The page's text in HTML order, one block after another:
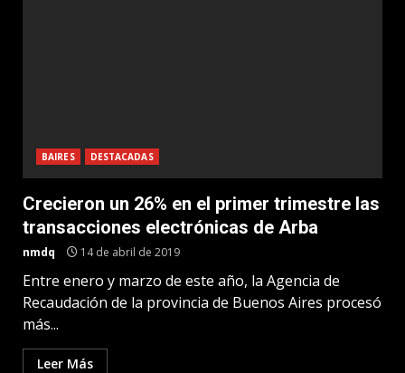
BAIRES DESTACADAS
Crecieron un 26% en el primer trimestre las
transacciones electrónicas de Arba
nmdq 14 de abril de 2019
Entre enero y marzo de este año, la Agencia de
Recaudación de la provincia de Buenos Aires procesó
más...
Leer Más